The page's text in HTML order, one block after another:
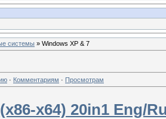
системы » Windows XP & 7
· Комментариям · Просмотрам
x64) 20in1 Eng/